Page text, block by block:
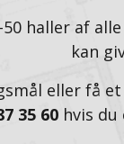
haller af
kan
eller få
35 60hvis du